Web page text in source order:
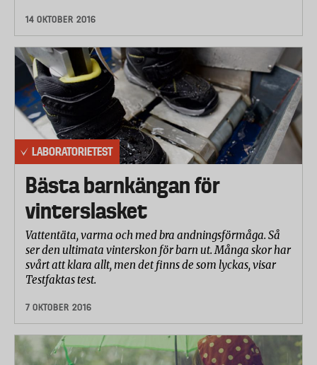
14 OKTOBER 2016
LABORATORIETEST
Bästa barnkängan för
vinterslasket
Vattentäta, varma och med bra andningsförmåga. Så
ser den ultimata vinterskon för barn ut. Många skor har
svårt att klara allt, men det finns de som lyckas, visar
Testfaktas test.
7 OKTOBER 2016